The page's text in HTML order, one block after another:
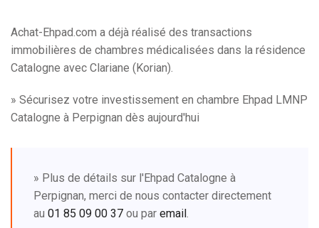
Achat-Ehpad.com a déjà réalisé des transactions
immobilières de chambres médicalisées dans la résidence
Catalogne avec Clariane (Korian).
» Sécurisez votre investissement en chambre Ehpad LMNP
Catalogne à Perpignan dès aujourd'hui
» Plus de détails sur l'Ehpad Catalogne à
Perpignan, merci de nous contacter directement
au 01 85 09 00 37 ou par email.